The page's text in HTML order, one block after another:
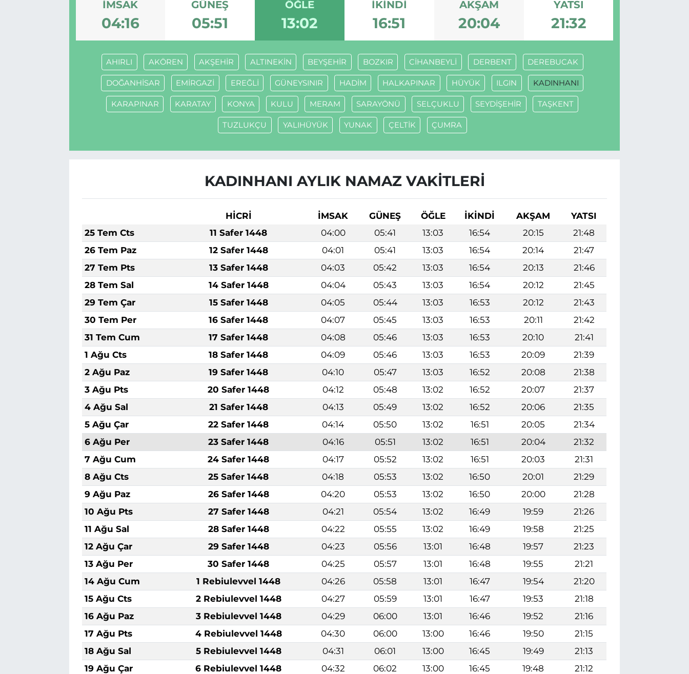
İMSAK
04:16
GÜNEŞ
05:51
ÖĞLE
13:02
İKINDI
16:51
AKŞAM
20:04
YATSI
21:32
AHIRLI AKÖREN AKŞEHİR ALTINEKİN BEYŞEHİR BOZKIR CİHANBEYLİ DERBENT DEREBUCAK
DOĞANHİSAR EMİRGAZİ EREĞLİ GÜNEYSINIR HADİM HALKAPINAR HÜYÜK ILGIN KADINHANI
KARAPINAR KARATAY KONYA KULU MERAM SARAYÖNÜ SELÇUKLU SEYDİŞEHİR TAŞKENT
TUZLUKÇU YALIHÜYÜK YUNAK ÇELTİK ÇUMRA
KADINHANI AYLIK NAMAZ VAKITLERI
HİCRİ İMSAK GÜNEŞ ÖĞLE İKINDI AKŞAM
YATSI
25 Tem Cts
11 Safer 1448 04:00 05:41 13:03 16:54 20:15
21:48
26 Tem Paz
12 Safer 1448 04:01 05:41 13:03 16:54 20:14
21:47
27 Tem Pts
13 Safer 1448 04:03 05:42 13:03 16:54 20:13
21:46
28 Tem Sal
14 Safer 1448 04:04 05:43 13:03 16:54 20:12
21:45
29 Tem Çar
15 Safer 1448 04:05 05:44 13:03 16:53 20:12
21:43
30 Tem Per
16 Safer 1448 04:07 05:45 13:03 16:53 20:11
21:42
31 Tem Cum
17 Safer 1448 04:08 05:46 13:03 16:53 20:10
21:41
1 Ağu Cts
18 Safer 1448 04:09 05:46 13:03 16:53 20:09
21:39
2 Ağu Paz
19 Safer 1448 04:10 05:47 13:03 16:52 20:08
21:38
3 Ağu Pts
20 Safer 1448 04:12 05:48 13:02 16:52 20:07
21:37
4 Ağu Sal
21 Safer 1448 04:13 05:49 13:02 16:52 20:06
21:35
5 Ağu Çar
22 Safer 1448 04:14 05:50 13:02 16:51 20:05
21:34
6 Ağu Per
23 Safer 1448 04:16 05:51 13:02 16:51 20:04
21:32
7 Ağu Cum
24 Safer 1448 04:17 05:52 13:02 16:51 20:03
21:31
8 Ağu Cts
25 Safer 1448 04:18 05:53 13:02 16:50 20:01
21:29
9 Ağu Paz
26 Safer 1448 04:20 05:53 13:02 16:50 20:00
21:28
10 Ağu Pts
27 Safer 1448 04:21 05:54 13:02 16:49 19:59
21:26
11 Ağu Sal
28 Safer 1448 04:22 05:55 13:02 16:49 19:58
21:25
12 Ağu Çar
29 Safer 1448 04:23 05:56 13:01 16:48 19:57
21:23
13 Ağu Per
30 Safer 1448 04:25 05:57 13:01 16:48 19:55
21:21
14 Ağu Cum
1 Rebiulevvel 1448 04:26 05:58 13:01 16:47 19:54
21:20
15 Ağu Cts
2 Rebiulevvel 1448 04:27 05:59 13:01 16:47 19:53
21:18
16 Ağu Paz
3 Rebiulevvel 1448 04:29 06:00 13:01 16:46 19:52
21:16
17 Ağu Pts
4 Rebiulevvel 1448 04:30 06:00 13:00 16:46 19:50
21:15
18 Ağu Sal
5 Rebiulevvel 1448 04:31 06:01 13:00 16:45 19:49
21:13
19 Ağu Çar
6 Rebiulevvel 1448 04:32 06:02 13:00 16:45 19:48
21:12
RESMİ İLAN